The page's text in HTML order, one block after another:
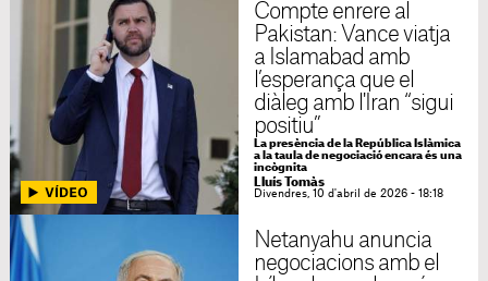
Compte enrere al
Pakistan: Vance viatja
a Islamabad amb
l’esperança que el
diàleg amb l'Iran “sigui
positiu”
La presència de la República Islàmica
a la taula de negociació encara és una
incògnita
Lluís Tomàs
Divendres, 10 d'abril de 2026 - 18:18
Netanyahu anuncia
negociacions amb el